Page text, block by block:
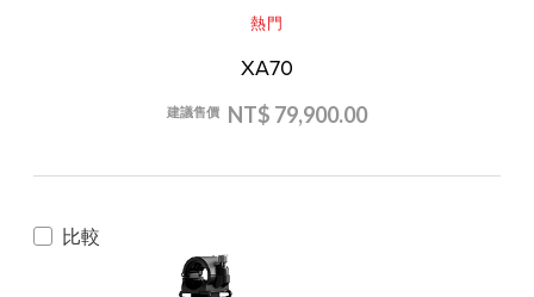
熱門
XA70
建議售價 NT$ 79,900.00
比較